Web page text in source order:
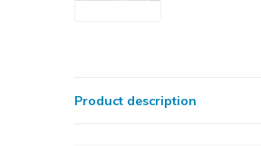
Product description